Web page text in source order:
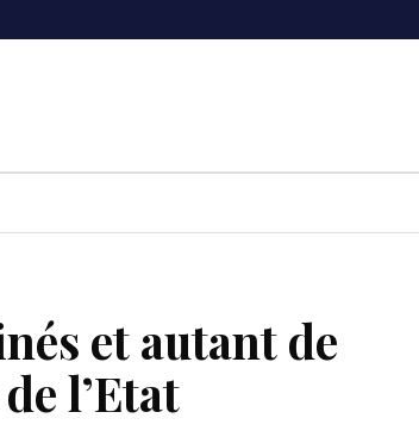
Faire un don
et autant de
l’Etat